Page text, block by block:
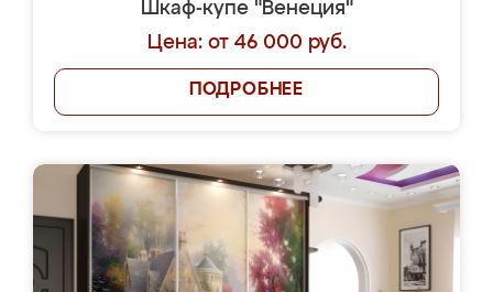
Шкаф-купе "Венеция"
Цена: от 46 000 руб.
ПОДРОБНЕЕ